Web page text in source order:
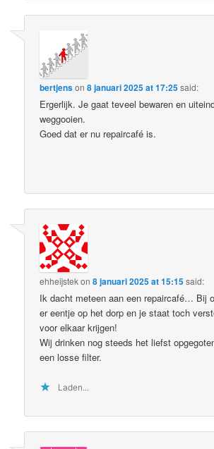
bertjenson8 januari 2025 at 17:25said:
Ergerlijk. Je gaat teveel bewaren en
weggooien.
Goed dat er nu repaircafé is.
ehheijstekon8 januari 2025 at 15:15said:
Ik dacht meteen aan een repaircafé… Bij
er eentje op het dorp en je staat toch
voor elkaar krijgen!
Wij drinken nog steeds het liefst
een losse filter.
Laden...